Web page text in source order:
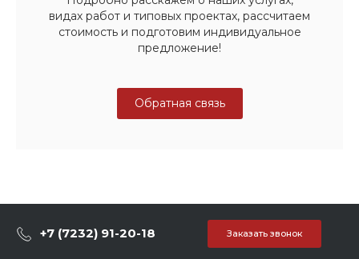
видах работ и типовых проектах, рассчитаем
стоимость и подготовим индивидуальное
предложение!
Обратная связь
+7 (7232) 91-20-18 Заказать звонок